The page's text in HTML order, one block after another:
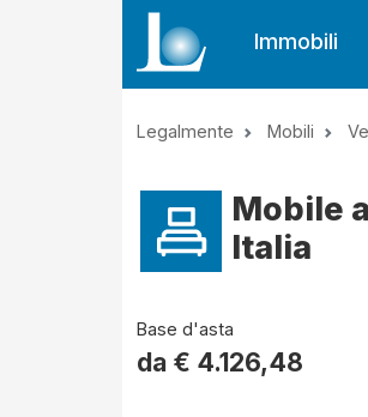
Immobili
Legalmente Mobili
Mobile
Italia
Base d'asta
da € 4.126,48